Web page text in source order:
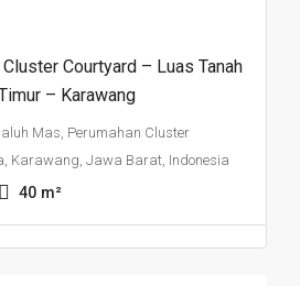
Courtyard – Luas Tanah
– Karawang
Mas, Perumahan Cluster
Karawang, Jawa Barat, Indonesia
40 m²